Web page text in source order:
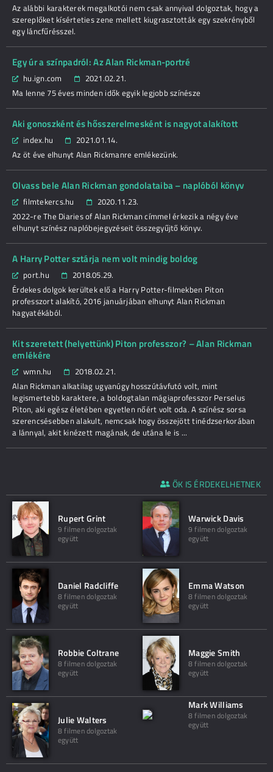
Az alábbi karakterek megalkotói nem csak annyival dolgoztak, hogy a
szereplőket kísérteties zene mellett kiugrasztották egy szekrényből
egy láncfűrésszel.
Egy úr a színpadról: Az Alan Rickman-portré
hu.ign.com
2021.02.21.
Ma lenne 75 éves minden idők egyik legjobb színésze
Aki gonoszként és hősszerelmesként is nagyot alakított
index.hu
2021.01.14.
Az öt éve elhunyt Alan Rickmanre emlékezünk.
Olvass bele Alan Rickman gondolataiba – naplóból könyv
filmtekercs.hu
2020.11.23.
2022-re The Diaries of Alan Rickman címmel érkezik a négy éve
elhunyt színész naplóbejegyzéseit összegyűjtő könyv.
A Harry Potter sztárja nem volt mindig boldog
port.hu
2018.05.29.
Érdekes dolgok kerültek elő a Harry Potter-filmekben Piton
professzort alakító, 2016 januárjában elhunyt Alan Rickman
hagyatékából.
Kit szeretett (helyettünk) Piton professzor? – Alan Rickman
emlékére
wmn.hu
2018.02.21.
Alan Rickman alkatilag ugyanúgy hosszútávfutó volt, mint
legismertebb karaktere, a boldogtalan mágiaprofesszor Perselus
Piton, aki egész életében egyetlen nőért volt oda. A színész sorsa
szerencsésebben alakult, nemcsak hogy összejött tinédzserkorában
a lánnyal, akit kinézett magának, de utána le is ...
ŐK IS ÉRDEKELHETNEK
Rupert Grint
9 filmen dolgoztak
együtt
Warwick Davis
9 filmen dolgoztak
együtt
Daniel Radcliffe
8 filmen dolgoztak
együtt
Emma Watson
8 filmen dolgoztak
együtt
Robbie Coltrane
8 filmen dolgoztak
együtt
Maggie Smith
8 filmen dolgoztak
együtt
Julie Walters
8 filmen dolgoztak
együtt
Mark Williams
8 filmen dolgoztak
együtt